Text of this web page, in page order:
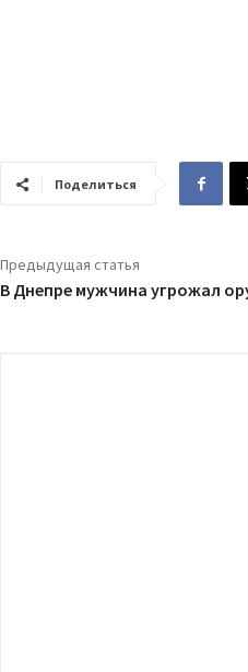
Поделиться
Предыдущая статья
В Днепре мужчина угрожал